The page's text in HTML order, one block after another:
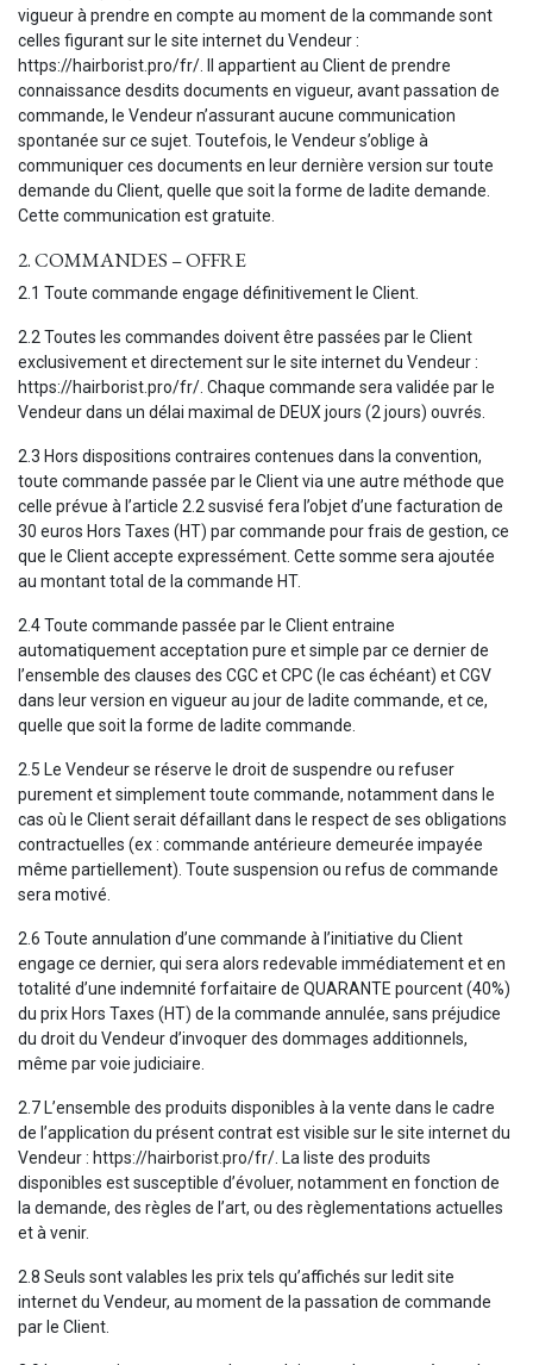
vigueur à prendre en compte au moment de la commande sont
celles figurant sur le site internet du Vendeur :
https://hairborist.pro/fr/. Il appartient au Client de prendre
connaissance desdits documents en vigueur, avant passation de
commande, le Vendeur n’assurant aucune communication
spontanée sur ce sujet. Toutefois, le Vendeur s’oblige à
communiquer ces documents en leur dernière version sur toute
demande du Client, quelle que soit la forme de ladite demande.
Cette communication est gratuite.
2. COMMANDES – OFFRE
2.1 Toute commande engage définitivement le Client.
2.2 Toutes les commandes doivent être passées par le Client
exclusivement et directement sur le site internet du Vendeur :
https://hairborist.pro/fr/. Chaque commande sera validée par le
Vendeur dans un délai maximal de DEUX jours (2 jours) ouvrés.
2.3 Hors dispositions contraires contenues dans la convention,
toute commande passée par le Client via une autre méthode que
celle prévue à l’article 2.2 susvisé fera l’objet d’une facturation de
30 euros Hors Taxes (HT) par commande pour frais de gestion, ce
que le Client accepte expressément. Cette somme sera ajoutée
au montant total de la commande HT.
2.4 Toute commande passée par le Client entraine
automatiquement acceptation pure et simple par ce dernier de
l’ensemble des clauses des CGC et CPC (le cas échéant) et CGV
dans leur version en vigueur au jour de ladite commande, et ce,
quelle que soit la forme de ladite commande.
2.5 Le Vendeur se réserve le droit de suspendre ou refuser
purement et simplement toute commande, notamment dans le
cas où le Client serait défaillant dans le respect de ses obligations
contractuelles (ex : commande antérieure demeurée impayée
même partiellement). Toute suspension ou refus de commande
sera motivé.
2.6 Toute annulation d’une commande à l’initiative du Client
engage ce dernier, qui sera alors redevable immédiatement et en
totalité d’une indemnité forfaitaire de QUARANTE pourcent (40%)
du prix Hors Taxes (HT) de la commande annulée, sans préjudice
du droit du Vendeur d’invoquer des dommages additionnels,
même par voie judiciaire.
2.7 L’ensemble des produits disponibles à la vente dans le cadre
de l’application du présent contrat est visible sur le site internet du
Vendeur : https://hairborist.pro/fr/. La liste des produits
disponibles est susceptible d’évoluer, notamment en fonction de
la demande, des règles de l’art, ou des règlementations actuelles
et à venir.
2.8 Seuls sont valables les prix tels qu’affichés sur ledit site
internet du Vendeur, au moment de la passation de commande
par le Client.